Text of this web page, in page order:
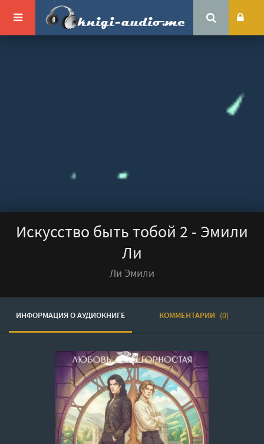
Искусство быть тобой 2 - Эмили
Ли
Ли Эмили
ИНФОРМАЦИЯ О АУДИОКНИГЕ КОММЕНТАРИИ (0)